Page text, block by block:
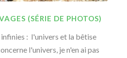
(SÉRIE DE PHOTOS)
: l'univers et la bêtise
l'univers, je n'en ai pas